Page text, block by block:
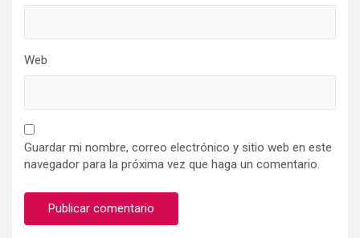
Web
Guardar mi nombre, correo electrónico y sitio web en este
navegador para la próxima vez que haga un comentario.